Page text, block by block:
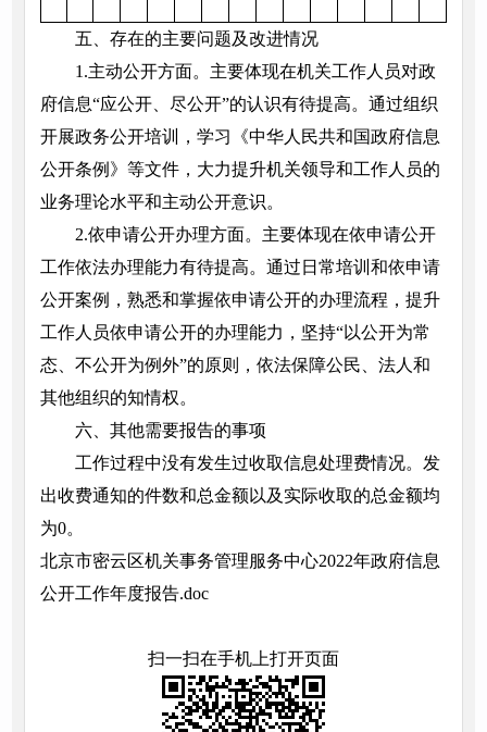
五、存在的主要问题及改进情况
1.主动公开方面。主要体现在机关工作人员对政
府信息“应公开、尽公开”的认识有待提高。通过组织
开展政务公开培训，学习《中华人民共和国政府信息
公开条例》等文件，大力提升机关领导和工作人员的
业务理论水平和主动公开意识。
2.依申请公开办理方面。主要体现在依申请公开
工作依法办理能力有待提高。通过日常培训和依申请
公开案例，熟悉和掌握依申请公开的办理流程，提升
工作人员依申请公开的办理能力，坚持“以公开为常
态、不公开为例外”的原则，依法保障公民、法人和
其他组织的知情权。
六、其他需要报告的事项
工作过程中没有发生过收取信息处理费情况。发
出收费通知的件数和总金额以及实际收取的总金额均
为0。
北京市密云区机关事务管理服务中心2022年政府信息
公开工作年度报告.doc
扫一扫在手机上打开页面